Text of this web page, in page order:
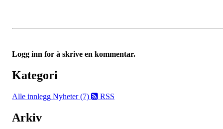
Logg inn for å skrive en kommentar.
Kategori
Alle innlegg Nyheter (7) RSS
Arkiv